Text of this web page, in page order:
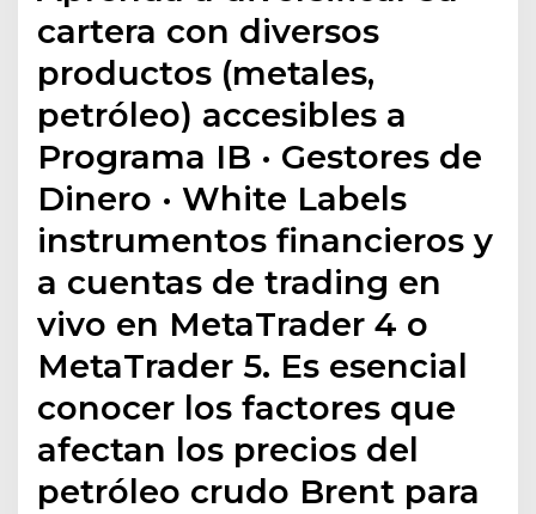
cartera con diversos
productos (metales,
petróleo) accesibles a
Programa IB · Gestores de
Dinero · White Labels
instrumentos financieros y
a cuentas de trading en
vivo en MetaTrader 4 o
MetaTrader 5. Es esencial
conocer los factores que
afectan los precios del
petróleo crudo Brent para